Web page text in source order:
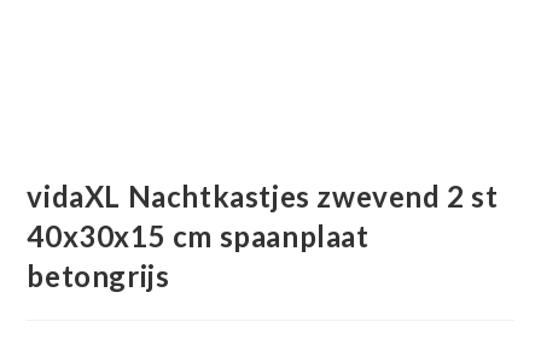
vidaXL Nachtkastjes zwevend 2 st
40x30x15 cm spaanplaat
betongrijs